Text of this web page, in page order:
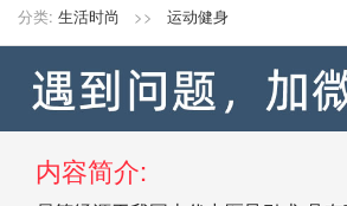
分类: 生活时尚 >> 运动健身
内容简介: